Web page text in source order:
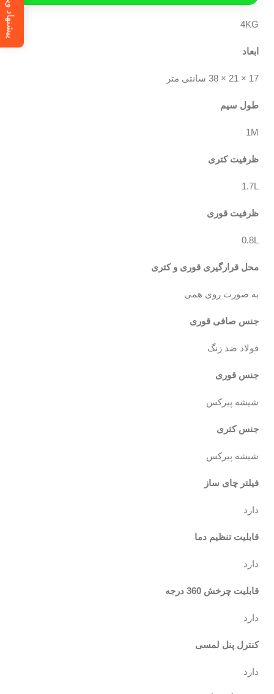
4KG
ابعاد
17 × 21 × 38 سانتی متر
طول سیم
1M
ظرفیت کتری
1.7L
ظرفیت قوری
0.8L
محل قرارگیری قوری و کتری
به صورت روی همی
جنس صافی قوری
فولاد ضد زنگ
جنس قوری
شیشه پیرکس
جنس کتری
شیشه پیرکس
فیلتر چای ساز
دارد
قابلیت تنظیم دما
دارد
قابلیت چرخش 360 درجه
دارد
کنترل پنل لمسی
دارد
پیشنهاد ویژه